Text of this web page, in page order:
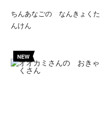
ちんあなごの なんきょくた
んけん
NEW